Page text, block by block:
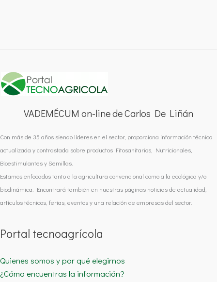
VADEMÉCUM on-line de Carlos De Liñán
Con más de 35 años siendo líderes en el sector, proporciona información técnica
actualizada y contrastada sobre productos Fitosanitarios, Nutricionales,
Bioestimulantes y Semillas.
Estamos enfocados tanto a la agricultura convencional como a la ecológica y/o
biodinámica. Encontrará también en nuestras páginas noticias de actualidad,
artículos técnicos, ferias, eventos y una relación de empresas del sector.
Portal tecnoagrícola
Quienes somos y por qué elegirnos
¿Cómo encuentras la información?